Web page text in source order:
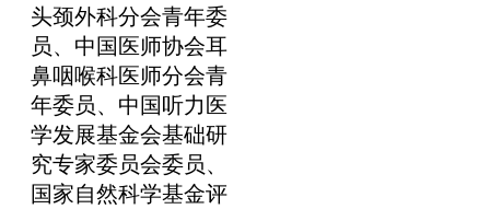
头颈外科分会青年委
员、中国医师协会耳
鼻咽喉科医师分会青
年委员、中国听力医
学发展基金会基础研
究专家委员会委员、
国家自然科学基金评